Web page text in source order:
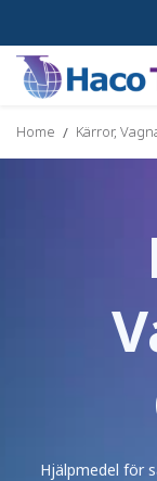
Skip
content
Home / Kärror,
Hjälpmedel för